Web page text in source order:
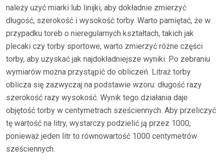
należy użyć miarki lub linijki, aby dokładnie zmierzyć
długość, szerokość i wysokość torby. Warto pamiętać, że w
przypadku toreb o nieregularnych kształtach, takich jak
plecaki czy torby sportowe, warto zmierzyć różne części
torby, aby uzyskać jak najdokładniejsze wyniki. Po zebraniu
wymiarów można przystąpić do obliczeń. Litraż torby
oblicza się zazwyczaj na podstawie wzoru: długość razy
szerokość razy wysokość. Wynik tego działania daje
objętość torby w centymetrach sześciennych. Aby przeliczyć
tę wartość na litry, wystarczy podzielić ją przez 1000,
ponieważ jeden litr to równowartość 1000 centymetrów
sześciennych.